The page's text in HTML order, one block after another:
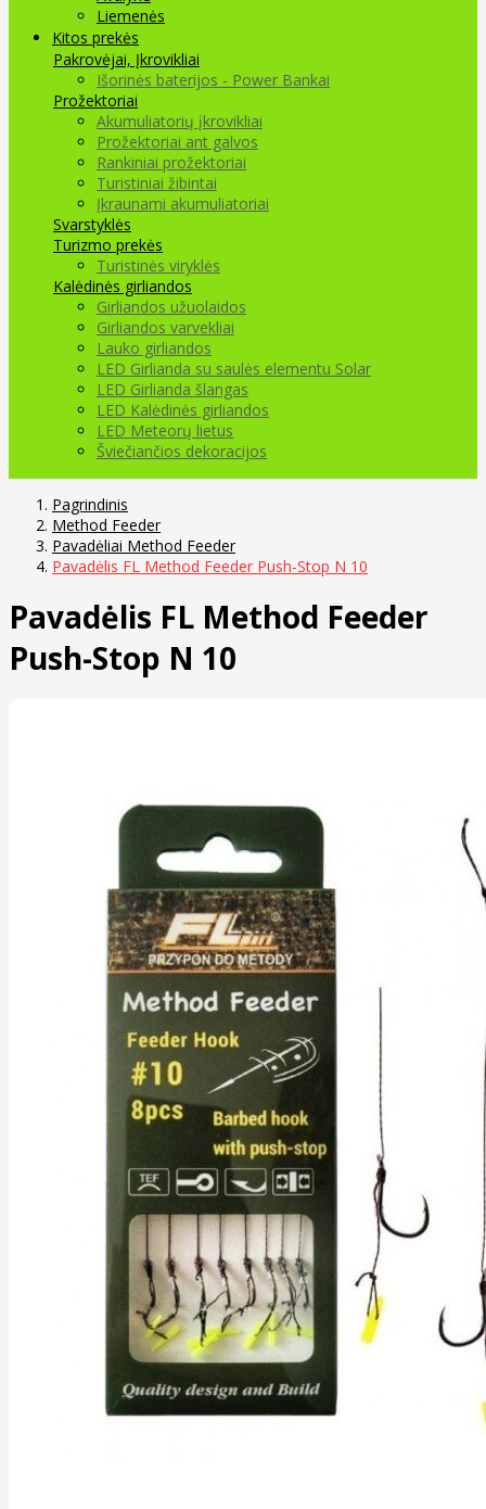
Liemenės
Kitos prekės
Pakrovėjai, Įkrovikliai
Išorinės baterijos - Power Bankai
Prožektoriai
Akumuliatorių įkrovikliai
Prožektoriai ant galvos
Rankiniai prožektoriai
Turistiniai žibintai
Įkraunami akumuliatoriai
Svarstyklės
Turizmo prekės
Turistinės viryklės
Kalėdinės girliandos
Girliandos užuolaidos
Girliandos varvekliai
Lauko girliandos
LED Girlianda su saulės elementu Solar
LED Girlianda šlangas
LED Kalėdinės girliandos
LED Meteorų lietus
Šviečiančios dekoracijos
Pagrindinis
Method Feeder
Pavadėliai Method Feeder
Pavadėlis FL Method Feeder Push-Stop N 10
Pavadėlis FL Method Feeder
Push-Stop N 10